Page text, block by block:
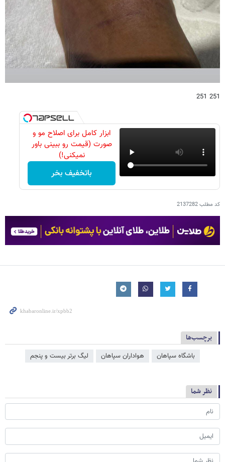
251 251
ابزار کامل برای اصلاح مو و
صورت (قیمت رو ببینی باور
نمیکنی!)
باتخفیف بخر
کد مطلب2137282
برچسب‌ها
باشگاه سپاهان هواداران سپاهان لیگ برتر بیست و پنجم
نظر شما